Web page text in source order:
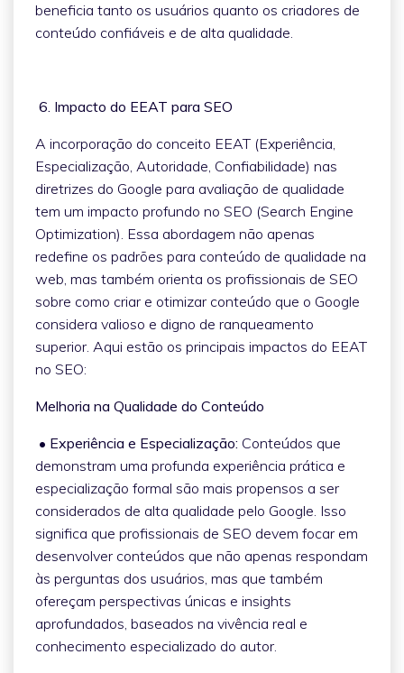
beneficia tanto os usuários quanto os criadores de
conteúdo confiáveis e de alta qualidade.
6. Impacto do EEAT para SEO
A incorporação do conceito EEAT (Experiência,
Especialização, Autoridade, Confiabilidade) nas
diretrizes do Google para avaliação de qualidade
tem um impacto profundo no SEO (Search Engine
Optimization). Essa abordagem não apenas
redefine os padrões para conteúdo de qualidade na
web, mas também orienta os profissionais de SEO
sobre como criar e otimizar conteúdo que o Google
considera valioso e digno de ranqueamento
superior. Aqui estão os principais impactos do EEAT
no SEO:
Melhoria na Qualidade do Conteúdo
• Experiência e Especialização: Conteúdos que
demonstram uma profunda experiência prática e
especialização formal são mais propensos a ser
considerados de alta qualidade pelo Google. Isso
significa que profissionais de SEO devem focar em
desenvolver conteúdos que não apenas respondam
às perguntas dos usuários, mas que também
ofereçam perspectivas únicas e insights
aprofundados, baseados na vivência real e
conhecimento especializado do autor.